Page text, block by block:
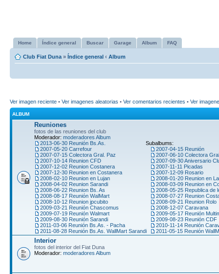
Home Índice general Buscar Garage Album FAQ
Club Fiat Duna » Índice general ‹ Album
Ver imagen reciente • Ver imagenes aleatorias • Ver comentarios recientes • Ver
ALBUM
Reuniones
fotos de las reuniones del club
Moderador: moderadores Album
Subalbums:
2013-06-30 Reunión Bs.As.
2007-04-15 Reunión
2007-05-20 Carrefour
2007-06-10 Colectora
2007-07-15 Colectora Gral. Paz
2007-09-30 Aniversario
2007-10-14 Reunion CFD
2007-11-11 Picadas
2007-12-02 Reunion Costanera
2007-12-09 Rosario
2007-12-30 Reunion en Costanera
2008-01-20 Reunion en
2008-02-10 Reunion en Lujan
2008-03-09 Reunion en
2008-04-02 Reunion Sarandi
2008-05-25 Republica de
2008-06-22 Reunion Bs. As
2008-07-27 Reunion
2008-08-17 Reunión WalMart
2008-09-21 Reunion Rolo
2008-10-12 Reunion jpcubito
2008-12-07 Caravana
2009-03-21 Reunión Chascomus
2009-05-17 Reunión
2009-07-19 Reunión Walmart
2009-08-23 Reunión CDF
2009-08-30 Reunión Sarandi
2010-11-14 Reunión
2011-03-06 Reunión Bs.As. - Pacha
2011-05-15 Reunión
2011-08-28 Reunión Bs.As. WallMart Sarandi
Interior
fotos del interior del Fiat Duna
Moderador: moderadores Album